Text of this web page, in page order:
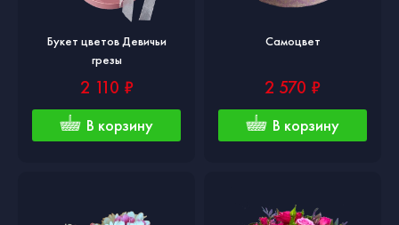
Букет цветов Девичьи
грезы
2 110 ₽
В корзину
Самоцвет
2 570 ₽
В корзину